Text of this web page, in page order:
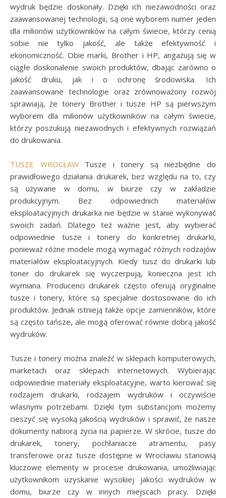
wydruk będzie doskonały. Dzięki ich niezawodności oraz
zaawansowanej technologii, są one wyborem numer jeden
dla milionów użytkowników na całym świecie, którzy cenią
sobie nie tylko jakość, ale także efektywność i
ekonomiczność. Obie marki, Brother i HP, angażują się w
ciągłe doskonalenie swoich produktów, dbając zarówno o
jakość druku, jak i o ochronę środowiska. Ich
zaawansowane technologie oraz zrównoważony rozwój
sprawiają, że tonery Brother i tusze HP są pierwszym
wyborem dla milionów użytkowników na całym świecie,
którzy poszukują niezawodnych i efektywnych rozwiązań
do drukowania.
TUSZE WROCŁAWTusze i tonery są niezbędne do
prawidłowego działania drukarek, bez względu na to, czy
są używane w domu, w biurze czy w zakładzie
produkcyjnym. Bez odpowiednich materiałów
eksploatacyjnych drukarka nie będzie w stanie wykonywać
swoich zadań. Dlatego też ważne jest, aby wybierać
odpowiednie tusze i tonery do konkretnej drukarki,
ponieważ różne modele mogą wymagać różnych rodzajów
materiałów eksploatacyjnych. Kiedy tusz do drukarki lub
toner do drukarek się wyczerpują, konieczna jest ich
wymiana. Producenci drukarek często oferują oryginalne
tusze i tonery, które są specjalnie dostosowane do ich
produktów. Jednak istnieją także opcje zamienników, które
są często tańsze, ale mogą oferować równie dobrą jakość
wydruków.
Tusze i tonery można znaleźć w sklepach komputerowych,
marketach oraz sklepach internetowych. Wybierając
odpowiednie materiały eksploatacyjne, warto kierować się
rodzajem drukarki, rodzajem wydruków i oczywiście
własnymi potrzebami. Dzięki tym substancjom możemy
cieszyć się wysoką jakością wydruków i sprawić, że nasze
dokumenty nabiorą życia na papierze. W skrócie, tusze do
drukarek, tonery, pochłaniacze atramentu, pasy
transferowe oraz tusze dostępne w Wrocławiu stanowią
kluczowe elementy w procesie drukowania, umożliwiając
użytkownikom uzyskanie wysokiej jakości wydruków w
domu, biurze czy w innych miejscach pracy. Dzięki